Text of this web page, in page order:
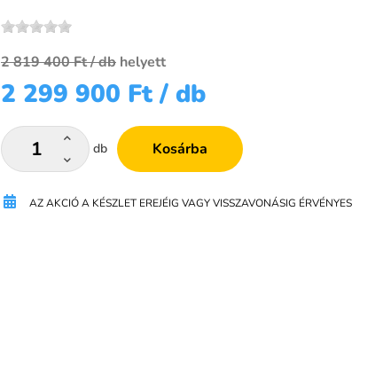
2 819 400 Ft/ db helyett
2 299 900 Ft / db
db Kosárba
AZ AKCIÓ A KÉSZLET EREJÉIG VAGY VISSZAVONÁSIG ÉRVÉNYES